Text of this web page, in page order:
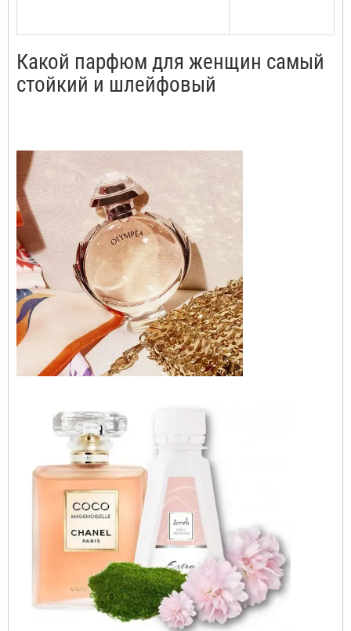
Какой парфюм для женщин самый
стойкий и шлейфовый